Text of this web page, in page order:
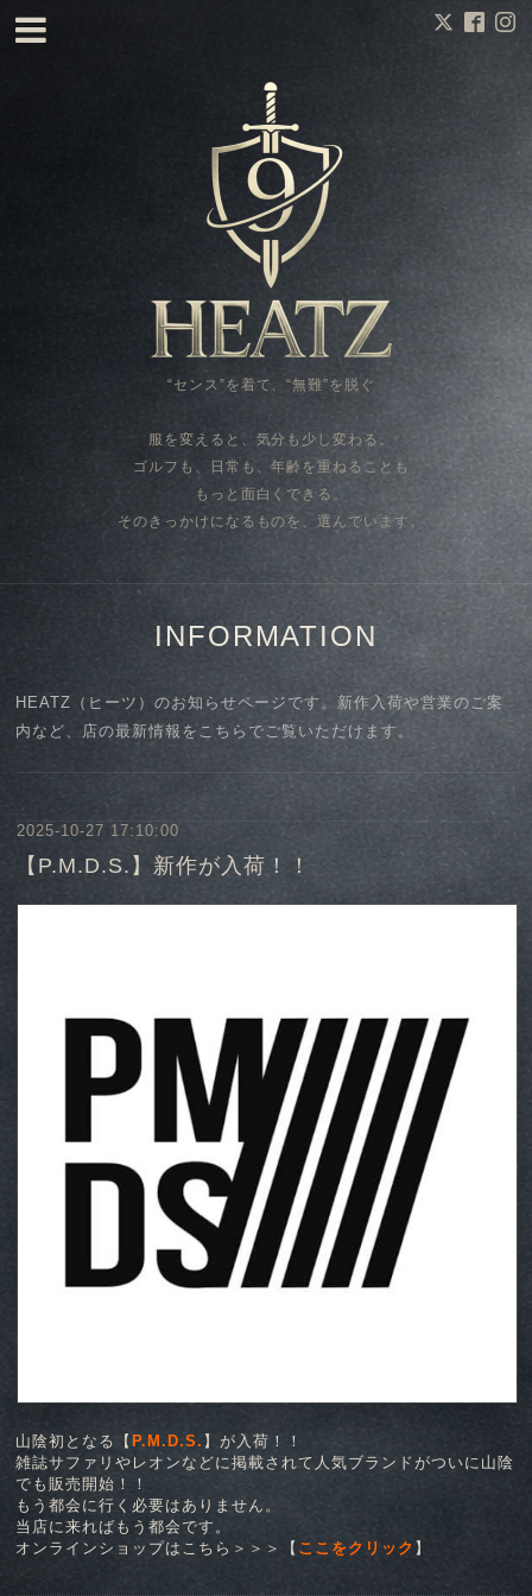
“センス”を着て、“無難”を脱ぐ
服を変えると、気分も少し変わる。
ゴルフも、日常も、年齢を重ねることも
もっと面白くできる。
そのきっかけになるものを、選んでいます。
INFORMATION
HEATZ（ヒーツ）のお知らせページです。新作入荷や営業のご案
内など、店の最新情報をこちらでご覧いただけます。
2025-10-27 17:10:00
【P.M.D.S.】新作が入荷！！
山陰初となる【 P.M.D.S. 】が入荷！！
雑誌サファリやレオンなどに掲載されて人気ブランドがついに山陰
でも販売開始！！
もう都会に行く必要はありません。
当店に来ればもう都会です。
オンラインショップはこちら＞＞＞【 ここをクリック 】